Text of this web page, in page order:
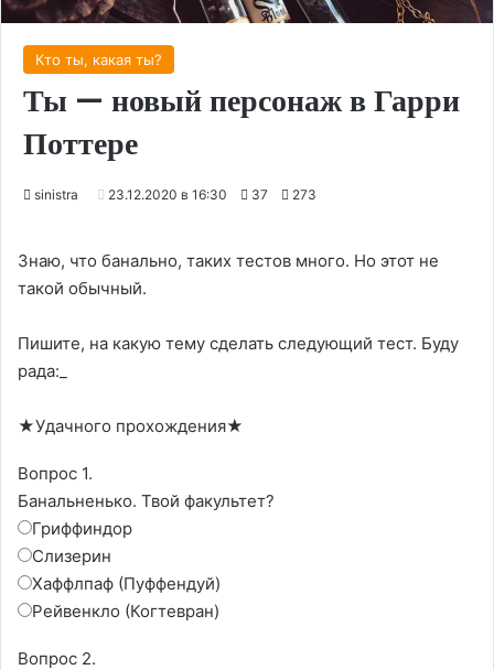
Кто ты, какая ты?
Ты — новый персонаж в Гарри
Поттере
sinistra 23.12.2020 в 16:30 37 273
Знаю, что банально, таких тестов много. Но этот не
такой обычный.
Пишите, на какую тему сделать следующий тест. Буду
рада:_
★Удачного прохождения★
Вопрос 1.
Банальненько. Твой факультет?
Гриффиндор
Слизерин
Хаффлпаф (Пуффендуй)
Рейвенкло (Когтевран)
Вопрос 2.